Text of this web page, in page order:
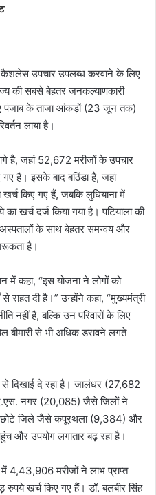
कैशलेस उपचार उपलब्ध करवाने के लिए
की सबसे बेहतर जनकल्याणकारी
के ताजा आंकड़ों (23 जून तक)
लाया है।
है, जहां 52,672 मरीजों के उपचार
हैं। इसके बाद बठिंडा है, जहां
किए गए हैं, जबकि लुधियाना में
खर्च दर्ज किया गया है। पटियाला की
अस्पतालों के साथ बेहतर समन्वय और
है।
में कहा, “इस योजना ने लोगों को
राहत दी है।” उन्होंने कहा, “मुख्यमंत्री
नहीं है, बल्कि उन परिवारों के लिए
बीमारी से भी अधिक डरावने लगते
से दिखाई दे रहा है। जालंधर (27,682
नगर (20,085) जैसे जिलों ने
छोटे जिले जैसे कपूरथला (9,384) और
और उपयोग लगातार बढ़ रहा है।
मरीजों ने लाभ प्राप्त
खर्च किए गए हैं। डॉ. बलबीर सिंह